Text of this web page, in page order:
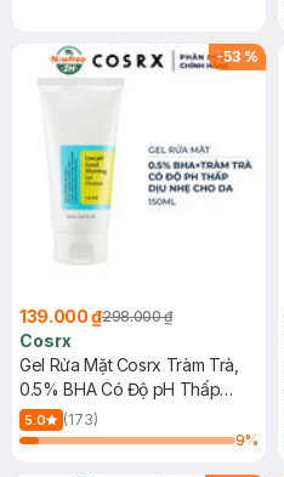
-53 %
139.000 ₫298.000 ₫
Cosrx
Gel Rửa Mặt Cosrx Tràm Trà,
0.5% BHA Có Độ pH Thấp
150ml
5.0
(173)
9%